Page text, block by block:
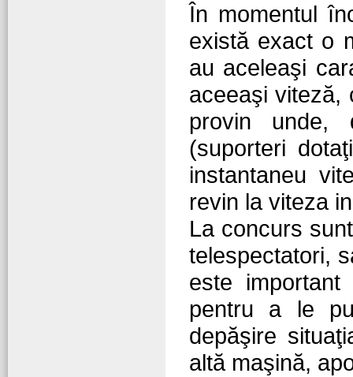
În momentul
există exact o
au aceleaşi
aceeaşi viteză,
provin unde,
(suporteri
instantaneu
revin la viteza
La concurs
telespectatori,
este
pentru a le
depăşire
altă maşină,